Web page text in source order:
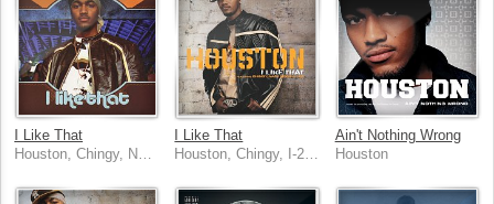
I Like That
I Like That
Ain't Nothing Wrong
Houston